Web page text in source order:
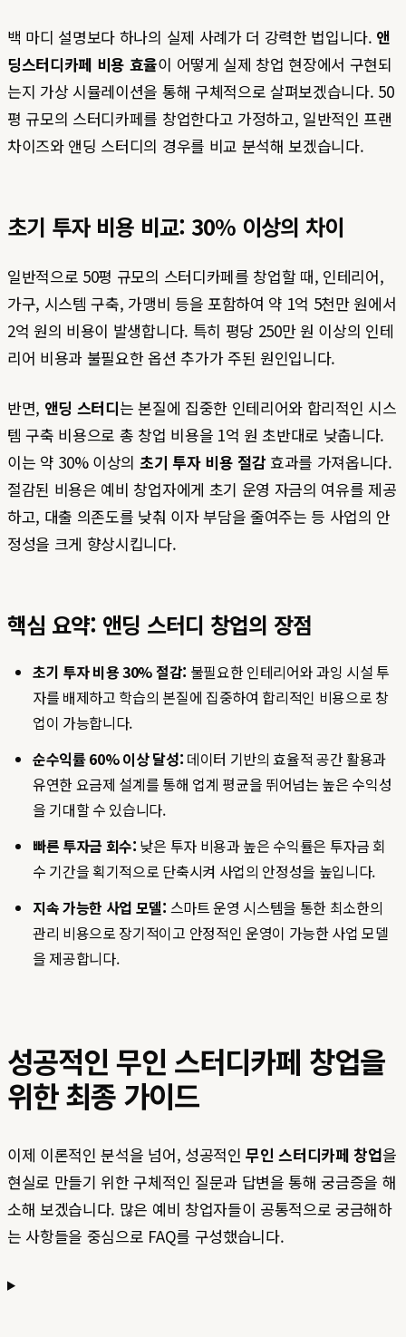
백 마디 설명보다 하나의 실제 사례가 더 강력한 법입니다. 앤
딩스터디카페 비용 효율이 어떻게 실제 창업 현장에서 구현되
는지 가상 시뮬레이션을 통해 구체적으로 살펴보겠습니다. 50
평 규모의 스터디카페를 창업한다고 가정하고, 일반적인 프랜
차이즈와 앤딩 스터디의 경우를 비교 분석해 보겠습니다.
초기 투자 비용 비교: 30% 이상의 차이
일반적으로 50평 규모의 스터디카페를 창업할 때, 인테리어,
가구, 시스템 구축, 가맹비 등을 포함하여 약 1억 5천만 원에서
2억 원의 비용이 발생합니다. 특히 평당 250만 원 이상의 인테
리어 비용과 불필요한 옵션 추가가 주된 원인입니다.
반면, 앤딩 스터디는 본질에 집중한 인테리어와 합리적인 시스
템 구축 비용으로 총 창업 비용을 1억 원 초반대로 낮춥니다.
이는 약 30% 이상의 초기 투자 비용 절감 효과를 가져옵니다.
절감된 비용은 예비 창업자에게 초기 운영 자금의 여유를 제공
하고, 대출 의존도를 낮춰 이자 부담을 줄여주는 등 사업의 안
정성을 크게 향상시킵니다.
핵심 요약: 앤딩 스터디 창업의 장점
초기 투자 비용 30% 절감: 불필요한 인테리어와 과잉 시설 투
자를 배제하고 학습의 본질에 집중하여 합리적인 비용으로 창
업이 가능합니다.
순수익률 60% 이상 달성: 데이터 기반의 효율적 공간 활용과
유연한 요금제 설계를 통해 업계 평균을 뛰어넘는 높은 수익성
을 기대할 수 있습니다.
빠른 투자금 회수: 낮은 투자 비용과 높은 수익률은 투자금 회
수 기간을 획기적으로 단축시켜 사업의 안정성을 높입니다.
지속 가능한 사업 모델: 스마트 운영 시스템을 통한 최소한의
관리 비용으로 장기적이고 안정적인 운영이 가능한 사업 모델
을 제공합니다.
성공적인 무인 스터디카페 창업을
위한 최종 가이드
이제 이론적인 분석을 넘어, 성공적인무인 스터디카페 창업을
현실로 만들기 위한 구체적인 질문과 답변을 통해 궁금증을 해
소해 보겠습니다. 많은 예비 창업자들이 공통적으로 궁금해하
는 사항들을 중심으로 FAQ를 구성했습니다.